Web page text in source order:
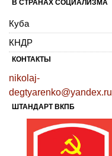
В СТРАНАХ СОЦИАЛИЗМА
Куба
КНДР
КОНТАКТЫ
nikolaj-
degtyarenko@yandex.ru
ШТАНДАРТ ВКПБ